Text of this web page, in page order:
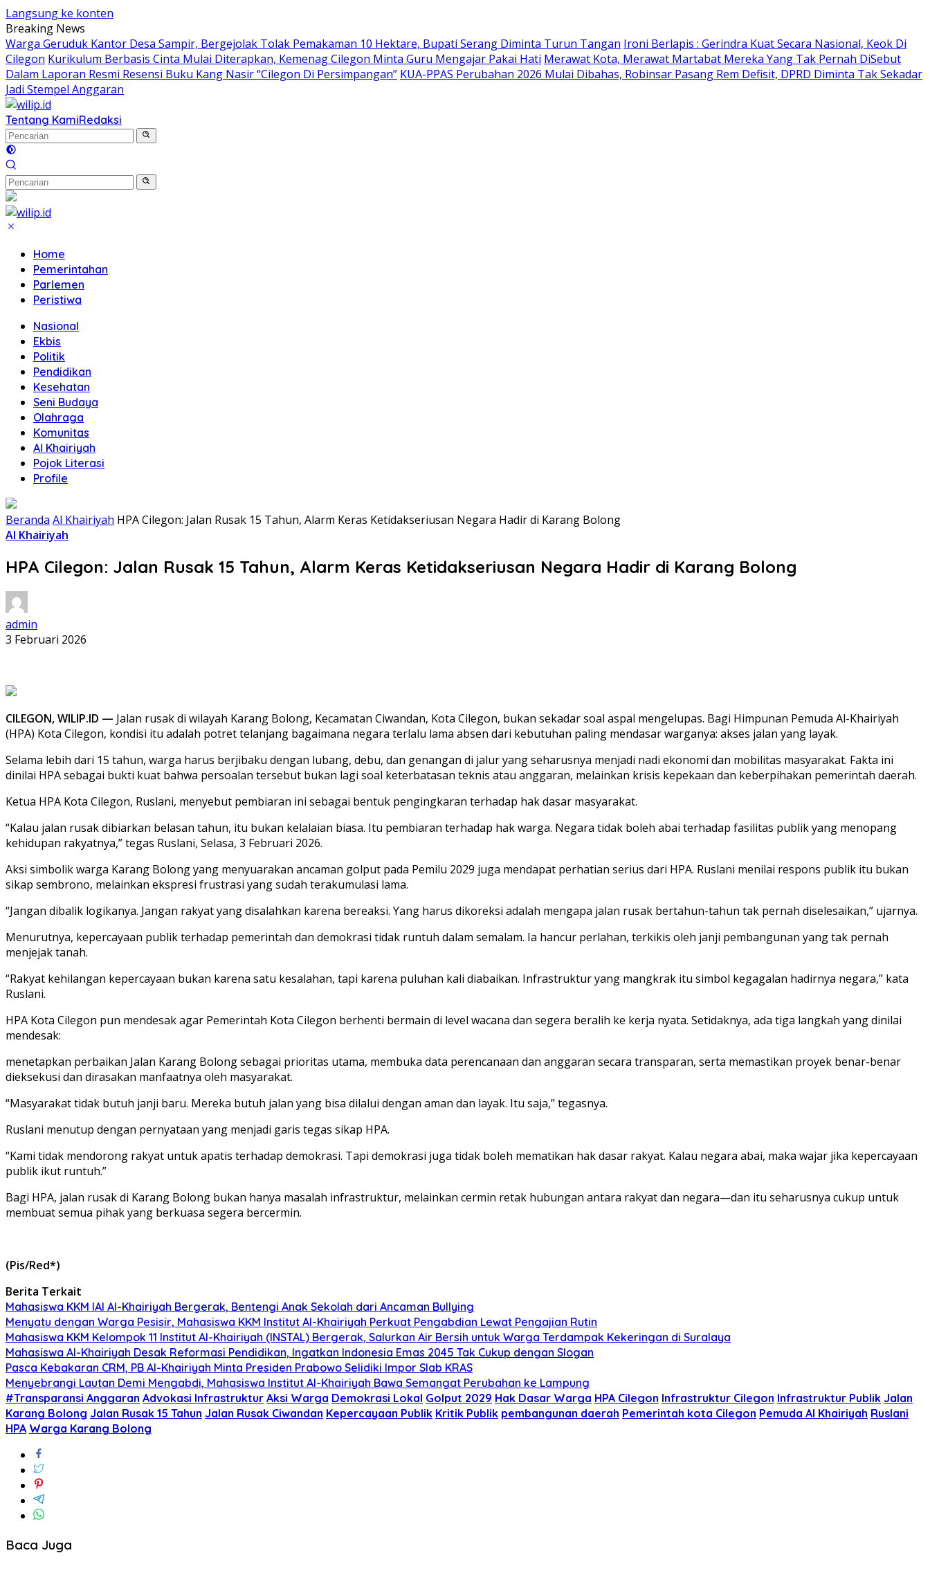
Langsung ke konten
Breaking News
Warga Geruduk Kantor Desa Sampir, Bergejolak Tolak Pemakaman 10 Hektare, Bupati Serang Diminta Turun Tangan Ironi Berlapis : Gerindra Kuat Secara Nasional, Keok Di
Cilegon Kurikulum Berbasis Cinta Mulai Diterapkan, Kemenag Cilegon Minta Guru Mengajar Pakai Hati Merawat Kota, Merawat Martabat Mereka Yang Tak Pernah DiSebut
Dalam Laporan Resmi Resensi Buku Kang Nasir “Cilegon Di Persimpangan” KUA-PPAS Perubahan 2026 Mulai Dibahas, Robinsar Pasang Rem Defisit, DPRD Diminta Tak Sekadar
Jadi Stempel Anggaran
Tentang KamiRedaksi
Home
Pemerintahan
Parlemen
Peristiwa
Nasional
Ekbis
Politik
Pendidikan
Kesehatan
Seni Budaya
Olahraga
Komunitas
Al Khairiyah
Pojok Literasi
Profile
Beranda Al Khairiyah HPA Cilegon: Jalan Rusak 15 Tahun, Alarm Keras Ketidakseriusan Negara Hadir di Karang Bolong
Al Khairiyah
HPA Cilegon: Jalan Rusak 15 Tahun, Alarm Keras Ketidakseriusan Negara Hadir di Karang Bolong
admin
3 Februari 2026
CILEGON, WILIP.ID — Jalan rusak di wilayah Karang Bolong, Kecamatan Ciwandan, Kota Cilegon, bukan sekadar soal aspal mengelupas. Bagi Himpunan Pemuda Al-Khairiyah
(HPA) Kota Cilegon, kondisi itu adalah potret telanjang bagaimana negara terlalu lama absen dari kebutuhan paling mendasar warganya: akses jalan yang layak.
Selama lebih dari 15 tahun, warga harus berjibaku dengan lubang, debu, dan genangan di jalur yang seharusnya menjadi nadi ekonomi dan mobilitas masyarakat. Fakta ini
dinilai HPA sebagai bukti kuat bahwa persoalan tersebut bukan lagi soal keterbatasan teknis atau anggaran, melainkan krisis kepekaan dan keberpihakan pemerintah daerah.
Ketua HPA Kota Cilegon, Ruslani, menyebut pembiaran ini sebagai bentuk pengingkaran terhadap hak dasar masyarakat.
“Kalau jalan rusak dibiarkan belasan tahun, itu bukan kelalaian biasa. Itu pembiaran terhadap hak warga. Negara tidak boleh abai terhadap fasilitas publik yang menopang
kehidupan rakyatnya,” tegas Ruslani, Selasa, 3 Februari 2026.
Aksi simbolik warga Karang Bolong yang menyuarakan ancaman golput pada Pemilu 2029 juga mendapat perhatian serius dari HPA. Ruslani menilai respons publik itu bukan
sikap sembrono, melainkan ekspresi frustrasi yang sudah terakumulasi lama.
“Jangan dibalik logikanya. Jangan rakyat yang disalahkan karena bereaksi. Yang harus dikoreksi adalah mengapa jalan rusak bertahun-tahun tak pernah diselesaikan,” ujarnya.
Menurutnya, kepercayaan publik terhadap pemerintah dan demokrasi tidak runtuh dalam semalam. Ia hancur perlahan, terkikis oleh janji pembangunan yang tak pernah
menjejak tanah.
“Rakyat kehilangan kepercayaan bukan karena satu kesalahan, tapi karena puluhan kali diabaikan. Infrastruktur yang mangkrak itu simbol kegagalan hadirnya negara,” kata
Ruslani.
HPA Kota Cilegon pun mendesak agar Pemerintah Kota Cilegon berhenti bermain di level wacana dan segera beralih ke kerja nyata. Setidaknya, ada tiga langkah yang dinilai
mendesak:
menetapkan perbaikan Jalan Karang Bolong sebagai prioritas utama, membuka data perencanaan dan anggaran secara transparan, serta memastikan proyek benar-benar
dieksekusi dan dirasakan manfaatnya oleh masyarakat.
“Masyarakat tidak butuh janji baru. Mereka butuh jalan yang bisa dilalui dengan aman dan layak. Itu saja,” tegasnya.
Ruslani menutup dengan pernyataan yang menjadi garis tegas sikap HPA.
“Kami tidak mendorong rakyat untuk apatis terhadap demokrasi. Tapi demokrasi juga tidak boleh mematikan hak dasar rakyat. Kalau negara abai, maka wajar jika kepercayaan
publik ikut runtuh.”
Bagi HPA, jalan rusak di Karang Bolong bukan hanya masalah infrastruktur, melainkan cermin retak hubungan antara rakyat dan negara—dan itu seharusnya cukup untuk
membuat semua pihak yang berkuasa segera bercermin.
(Pis/Red*)
Berita Terkait
Mahasiswa KKM IAI Al-Khairiyah Bergerak, Bentengi Anak Sekolah dari Ancaman Bullying
Menyatu dengan Warga Pesisir, Mahasiswa KKM Institut Al-Khairiyah Perkuat Pengabdian Lewat Pengajian Rutin
Mahasiswa KKM Kelompok 11 Institut Al-Khairiyah (INSTAL) Bergerak, Salurkan Air Bersih untuk Warga Terdampak Kekeringan di Suralaya
Mahasiswa Al-Khairiyah Desak Reformasi Pendidikan, Ingatkan Indonesia Emas 2045 Tak Cukup dengan Slogan
Pasca Kebakaran CRM, PB Al-Khairiyah Minta Presiden Prabowo Selidiki Impor Slab KRAS
Menyebrangi Lautan Demi Mengabdi, Mahasiswa Institut Al-Khairiyah Bawa Semangat Perubahan ke Lampung
#Transparansi Anggaran Advokasi Infrastruktur Aksi Warga Demokrasi Lokal Golput 2029 Hak Dasar Warga HPA Cilegon Infrastruktur Cilegon Infrastruktur Publik Jalan
Karang Bolong Jalan Rusak 15 Tahun Jalan Rusak Ciwandan Kepercayaan Publik Kritik Publik pembangunan daerah Pemerintah kota Cilegon Pemuda Al Khairiyah Ruslani
HPA Warga Karang Bolong
Baca Juga